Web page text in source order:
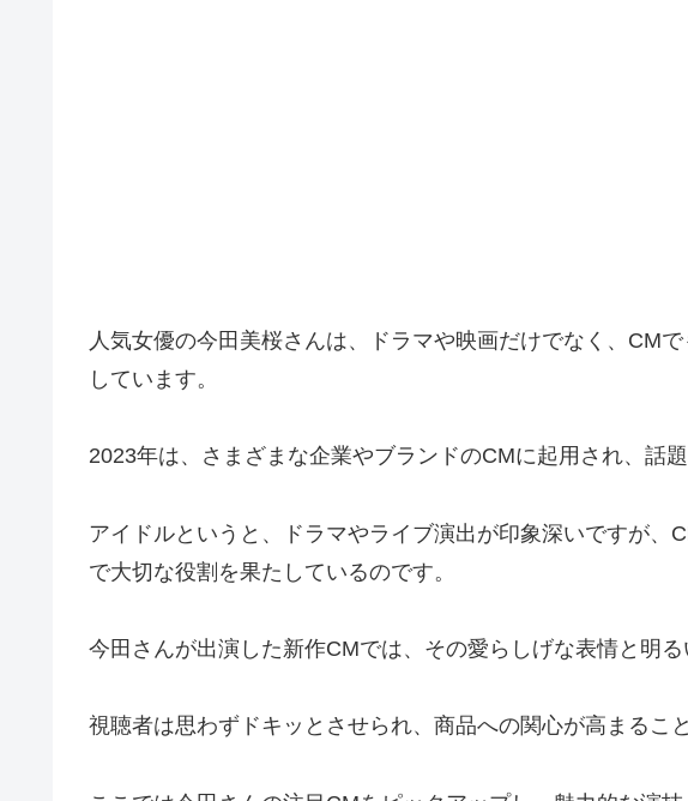
人気女優の今田美桜さんは、ドラマや映画だけでなく、CM
しています。
2023年は、さまざまな企業やブランドのCMに起用され、話題
アイドルというと、ドラマやライブ演出が印象深いですが、
で大切な役割を果たしているのです。
今田さんが出演した新作CMでは、その愛らしげな表情と明る
視聴者は思わずドキッとさせられ、商品への関心が高まるこ